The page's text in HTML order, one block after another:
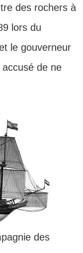
des rochers à
lors du
le gouverneur
de ne
des